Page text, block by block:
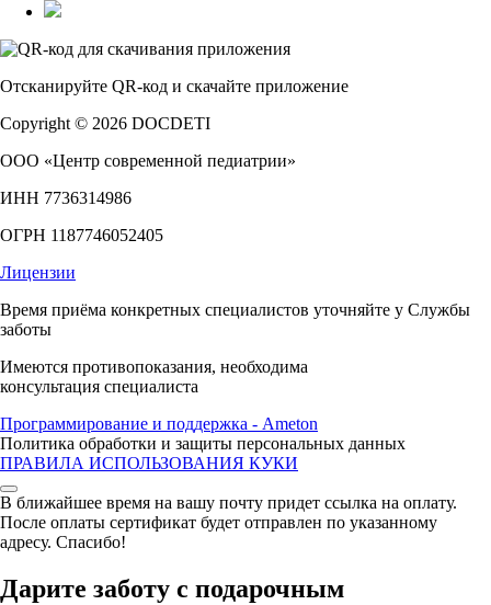
Отсканируйте QR-код и скачайте приложение
Copyright © 2026 DOCDETI
ООО «Центр современной педиатрии»
ИНН 7736314986
ОГРН 1187746052405
Лицензии
Время приёма конкретных специалистов уточняйте у Службы
заботы
Имеются противопоказания, необходима
консультация специалиста
Программирование и поддержка - Ameton
Политика обработки и защиты персональных данных
ПРАВИЛА ИСПОЛЬЗОВАНИЯ КУКИ
В ближайшее время на вашу почту придет ссылка на оплату.
После оплаты сертификат будет отправлен по указанному
адресу. Спасибо!
Дарите заботу с подарочным